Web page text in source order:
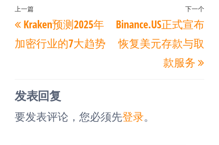
文
章
导
上
一
篇
章
上一篇
Kraken预测2025年
加密行业的7大趋势
下
下一个
Binance.US正式宣布
恢复美元存款与取
款服务
发表回复
要发表评论，您必须先登录。